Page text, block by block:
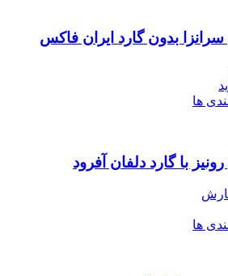
بدون گارد ایران فاکس
ها
با گارد دلفان آفرود
ها